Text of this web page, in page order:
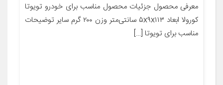
معرفی محصول جزئیات محصول مناسب برای خودرو تویوتا
کورولا ابعاد ۵x۹x۱۱۳ سانتی‌متر وزن ۲۰۰ گرم سایر توضیحات
مناسب برای تویوتا […]